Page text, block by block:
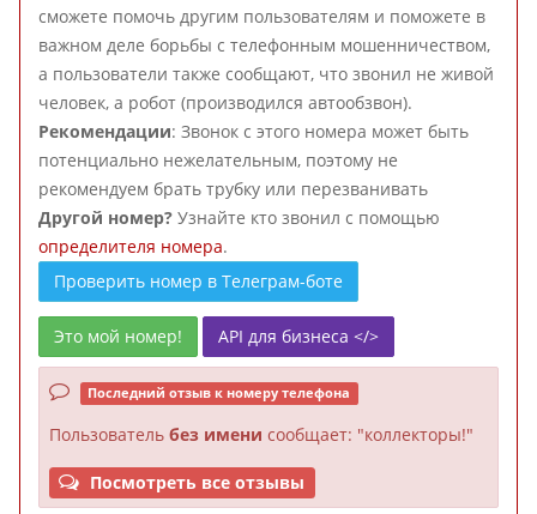
сможете помочь другим пользователям и поможете в
важном деле борьбы с телефонным мошенничеством,
а пользователи также сообщают, что звонил не живой
человек, а робот (производился автообзвон).
Рекомендации: Звонок с этого номера может быть
потенциально нежелательным, поэтому не
рекомендуем брать трубку или перезванивать
Другой номер? Узнайте кто звонил с помощью
определителя номера.
Проверить номер в Телеграм-боте
Это мой номер! API для бизнеса </>
Последний отзыв к номеру телефона
Пользователь без имени сообщает: "коллекторы!"
Посмотреть все отзывы